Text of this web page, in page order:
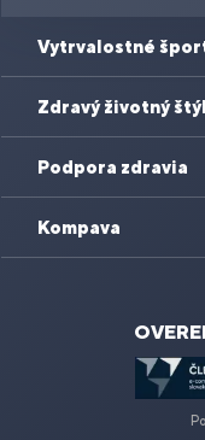
Vytrvalostné
Zdravý životný štýl
Podpora zdravia
Kompava